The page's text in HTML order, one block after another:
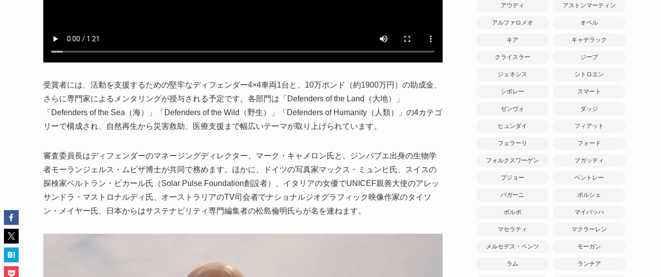
受賞者には、活動を支援するための堅牢なディフェンダー4×4車両1台と、10万ポンド（約1900万円）の助成金、
さらに専門家によるメンタリングが授与される予定です。各部門は「Defenders of the Land（大地）」
「Defenders of the Sea（海）」「Defenders of the Wild（野生）」「Defenders of Humanity（人類）」の4カテゴ
リーで構成され、自然再生から災害救助、医療支援まで幅広いテーマが取り上げられています。
審査委員長はディフェンダーのマネージングディレクター、マーク・キャメロン氏と、ジンバブエ出身の生物学
者モーランジェルス・ムビザ博士が共同で務めます。ほかに、ドイツの写真家マックス・ミュンヒ氏、スイスの
探検家ベルトラン・ピカール氏（Solar Pulse Foundation創設者）、イタリアの女優でUNICEF親善大使のアレッ
サンドラ・マストロナルディ氏、オーストラリアのTV司会者でナショナルジオグラフィック映像作家のタイソ
ン・メイヤー氏、日本からはサステナビリティ専門編集者の松島倫明氏らが名を連ねます。
アウディ アストンマーティン
アルファロメオ オペル
キア キャデラック
クライスラー ジープ
ジェネシス シトロエン
シボレー スマート
ゼンヴォ ダッジ
ヒュンダイ フィアット
フェラーリ フォード
フォルクスワーゲン ブガッティ
プジョー ベントレー
パガーニ ポルシェ
ボルボ マイバッハ
マセラティ マクラーレン
メルセデス・ベンツ モーガン
ラム ランチア